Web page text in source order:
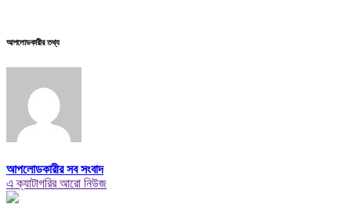
আপলোডকারীর তথ্য
আপলোডকারীর সব সংবাদ
এ ক্যাটাগরির আরো নিউজ